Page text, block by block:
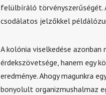
felülbíráló törvényszerűségét.
csodálatos jelzőkkel
A kolónia viselkedése
érdekszövetsége, hanem egy
eredménye. Ahogy magunkra
bonyolult organizmushalmaz